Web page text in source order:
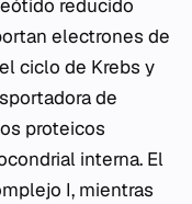
reducido
electrones de
ciclo de Krebs y
de
proteicos
interna. El
I, mientras